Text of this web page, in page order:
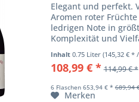
Elegant und perfekt.
Aromen roter
ledrigen Note in
Komplexität und
Struktur, feine
Harmonie
Inhalt 0.75 Liter (145,32 € *
108,99 € * 114,99 € *
6 Flaschen 653,94 € * 689,94
Merken